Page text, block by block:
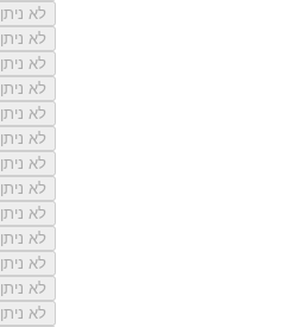
לא ניתן
לא ניתן
לא ניתן
לא ניתן
לא ניתן
לא ניתן
לא ניתן
לא ניתן
לא ניתן
לא ניתן
לא ניתן
לא ניתן
לא ניתן